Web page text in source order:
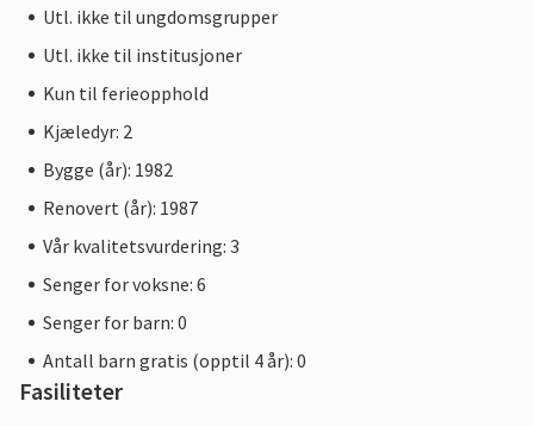
Utl. ikke til ungdomsgrupper
Utl. ikke til institusjoner
Kun til ferieopphold
Kjæledyr: 2
Bygge (år): 1982
Renovert (år): 1987
Vår kvalitetsvurdering: 3
Senger for voksne: 6
Senger for barn: 0
Antall barn gratis (opptil 4 år): 0
Fasiliteter